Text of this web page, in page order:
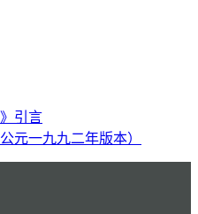
引言
元一九九二年版本）